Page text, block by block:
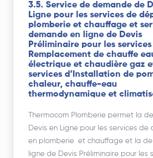
3.5. Service de demande de
Ligne pour les services de
plomberie et chauffage et
demande en ligne de Devis
Préliminaire pour les
Remplacement de chauffe
électrique et chaudière gaz
services d’Installation de
chaleur, chauffe-eau
thermodynamique et
Thermocom Plomberie permet la
Devis en Ligne pour les services
en plomberie et chauffage et la
ligne de Devis Préliminaire pour les